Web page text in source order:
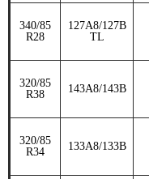
340/85
R28
127A8/127B
TL
320/85
R38
143A8/143B
320/85
R34
133A8/133B